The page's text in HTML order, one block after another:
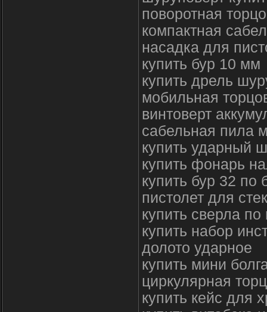
поворотная
компактная
насадка для
купить бур 10 мм
купить дрель
мобильная
винтоверт
сабельная пила
купить ударный
купить фонарь
купить бур 32 по
пистолет для
купить сверла
купить набор
долото ударное
купить мини
циркулярная
купить кейс для